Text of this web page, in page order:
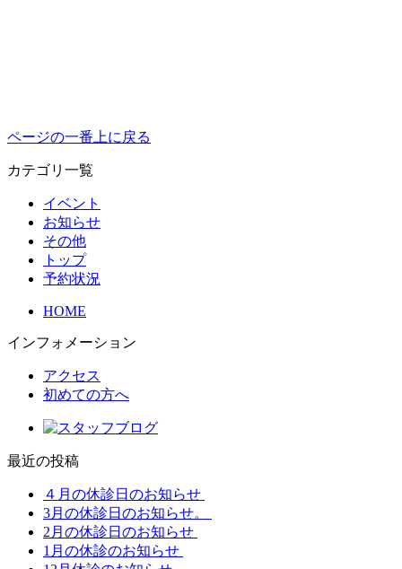
ページの一番上に戻る
カテゴリ一覧
イベント
お知らせ
その他
トップ
予約状況
HOME
インフォメーション
アクセス
初めての方へ
最近の投稿
４月の休診日のお知らせ
3月の休診日のお知らせ。
2月の休診日のお知らせ
1月の休診のお知らせ